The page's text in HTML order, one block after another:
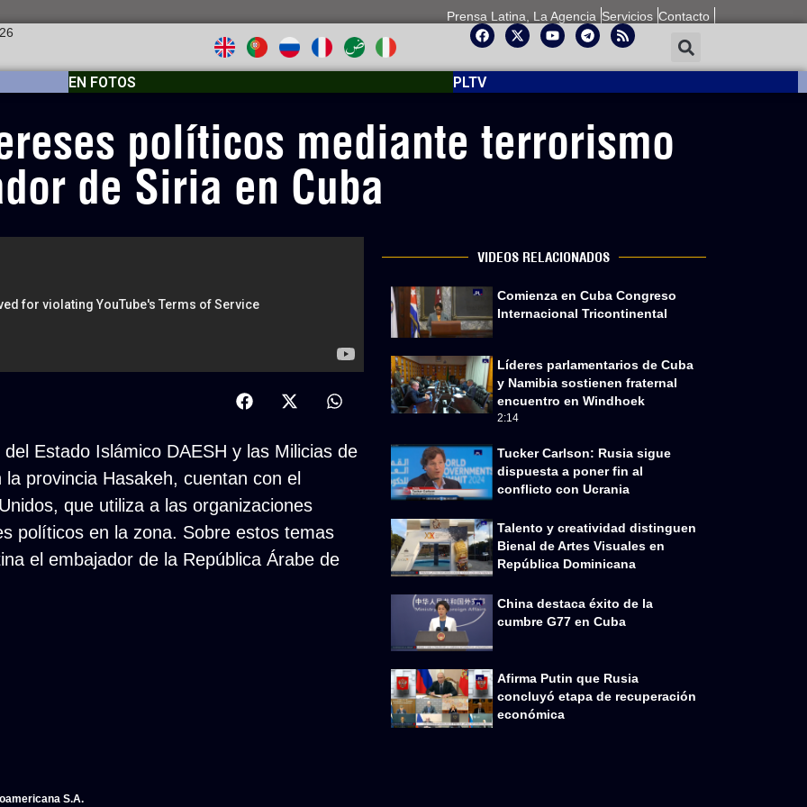
Prensa Latina, La Agencia Servicios Contacto
EN FOTOS PLTV
políticos mediante terrorismo
de Siria en Cuba
Estado Islámico DAESH y las Milicias de
provincia Hasakeh, cuentan con el
que utiliza a las organizaciones
políticos en la zona. Sobre estos temas
el embajador de la República Árabe de
VIDEOS RELACIONADOS
Comienza en Cuba Congreso
Internacional Tricontinental
Líderes parlamentarios de Cuba
y Namibia sostienen fraternal
encuentro en Windhoek
2:14
Tucker Carlson: Rusia sigue
dispuesta a poner fin al
conflicto con Ucrania
Talento y creatividad distinguen
Bienal de Artes Visuales en
República Dominicana
China destaca éxito de la
cumbre G77 en Cuba
Afirma Putin que Rusia
concluyó etapa de recuperación
económica
S.A.